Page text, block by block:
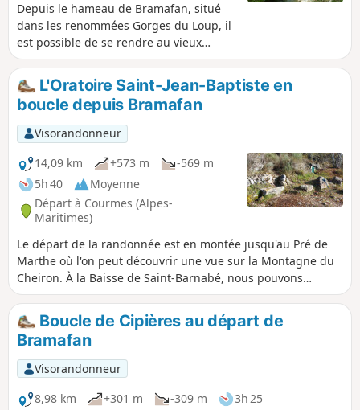
Depuis le hameau de Bramafan, situé
dans les renommées Gorges du Loup, il
est possible de se rendre au vieux
village de Cipières et à son château par
un chemin principalement ombragé,
puis de continuer vers le village de
Gréolières avant de revenir à Bramafan
en suivant le cours du Loup.
L'Oratoire Saint-Jean-Baptiste en
boucle depuis Bramafan
Visorandonneur
14,09 km
+573 m
-569 m
5h 40
Moyenne
Départ à Courmes (Alpes-
Maritimes)
Le départ de la randonnée est en montée jusqu'au Pré de
Marthe où l'on peut découvrir une vue sur la Montagne du
Cheiron. À la Baisse de Saint-Barnabé, nous pouvons
découvrir le magnifique Oratoire de Saint-Jean-Baptiste. Le
retour se fait par le village de Courmes que l'on peut visiter.
Boucle de Cipières au départ de
Bramafan
Visorandonneur
8,98 km
+301 m -309 m
3h 25